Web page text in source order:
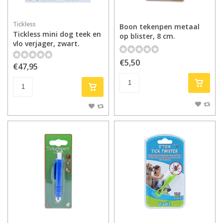
Tickless
Tickless mini dog teek en
vlo verjager, zwart.
€47,95
Boon tekenpen metaal
op blister, 8 cm.
€5,50